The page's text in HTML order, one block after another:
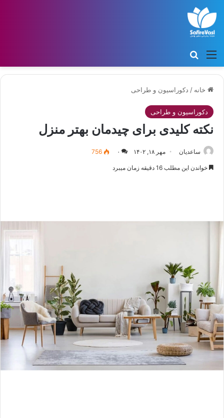
منو
خانه / دکوراسیون و طراحی
دکوراسیون و طراحی
نکته کلیدی برای چیدمان بهتر منزل
ساعدیان مهر ۱۸, ۱۴۰۲ ۰ 756
خواندن این مطلب 16 دقیقه زمان میبرد